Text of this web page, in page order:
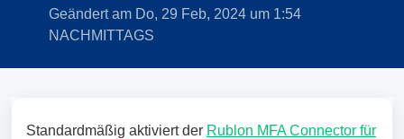
Geändert am Do, 29 Feb, 2024 um 1:54
NACHMITTAGS
Standardmäßig aktiviert der Rublon MFA Connector für